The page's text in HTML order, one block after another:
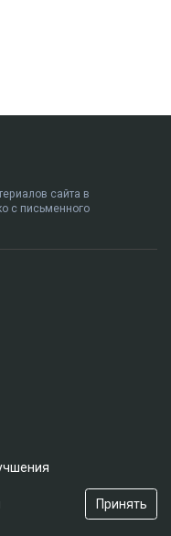
сайта в
с письменного
Принять